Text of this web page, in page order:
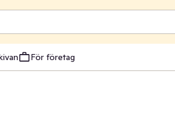
För företag